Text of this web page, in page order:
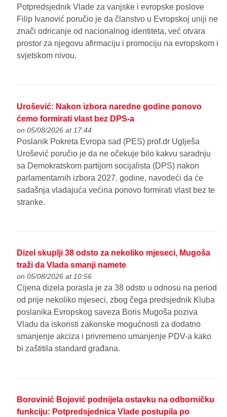
Potpredsjednik Vlade za vanjske i evropske poslove
Filip Ivanović poručio je da članstvo u Evropskoj uniji ne
znači odricanje od nacionalnog identiteta, već otvara
prostor za njegovu afirmaciju i promociju na evropskom i
svjetskom nivou.
Urošević: Nakon izbora naredne godine ponovo
ćemo formirati vlast bez DPS-a
on 05/08/2026 at 17:44
Poslanik Pokreta Evropa sad (PES) prof.dr Uglješa
Urošević poručio je da ne očekuje bilo kakvu saradnju
sa Demokratskom partijom socijalista (DPS) nakon
parlamentarnih izbora 2027. godine, navodeći da će
sadašnja vladajuća većina ponovo formirati vlast bez te
stranke.
Dizel skuplji 38 odsto za nekoliko mjeseci, Mugoša
traži da Vlada smanji namete
on 05/08/2026 at 10:56
Cijena dizela porasla je za 38 odsto u odnosu na period
od prije nekoliko mjeseci, zbog čega predsjednik Kluba
poslanika Evropskog saveza Boris Mugoša poziva
Vladu da iskoristi zakonske mogućnosti za dodatno
smanjenje akciza i privremeno umanjenje PDV-a kako
bi zaštitila standard građana.
Borovinić Bojović podnijela ostavku na odborničku
funkciju: Potpredsjednica Vlade postupila po